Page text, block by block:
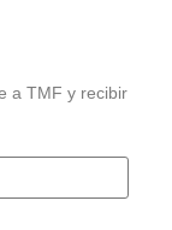
a TMF y recibir